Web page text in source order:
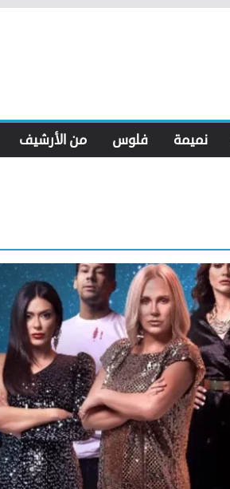
نميمة فلوس من الأرشيف